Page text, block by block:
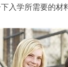
入学所需要的材